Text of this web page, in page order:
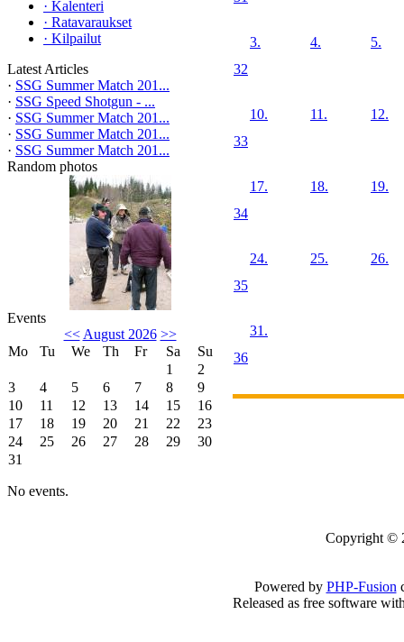
· Kalenteri
· Ratavaraukset
· Kilpailut
Latest Articles
· SSG Summer Match 201...
· SSG Speed Shotgun - ...
· SSG Summer Match 201...
· SSG Summer Match 201...
· SSG Summer Match 201...
Random photos
Events
<< August 2026 >>
Mo
Tu We Th Fr Sa
Su
1
2
3
4 5 6 7 8
9
10
11 12 13 14 15
16
17
18 19 20 21 22
23
24
25 26 27 28 29
30
31
No events.
32
3. 4. 5.
33
10. 11. 12.
34
17. 18. 19.
35
24. 25. 26.
36
31.
Copyright ©
Powered by PHP-Fusion
Released as free software